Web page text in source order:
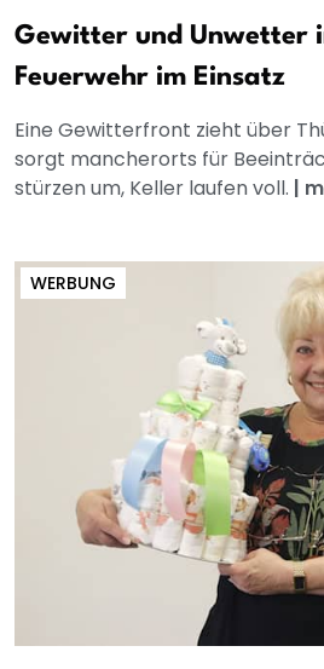
Gewitter und Unwetter
Feuerwehr im Einsatz
Eine Gewitterfront zieht über
sorgt mancherorts für
stürzen um, Keller laufen voll. |
WERBUNG